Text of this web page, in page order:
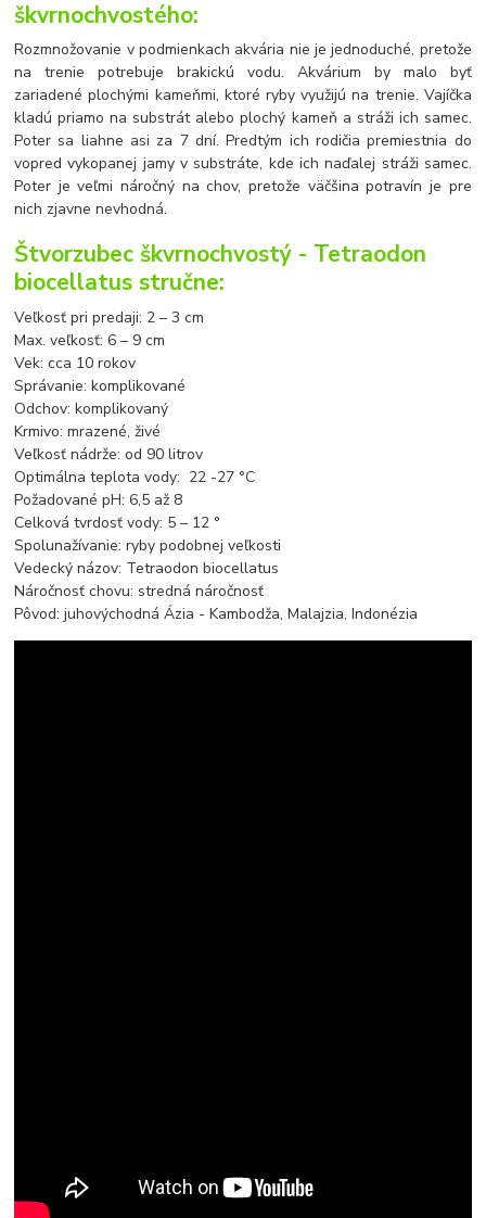
škvrnochvostého:
Rozmnožovanie v podmienkach akvária nie je jednoduché, pretože
na trenie potrebuje brakickú vodu. Akvárium by malo byť
zariadené plochými kameňmi, ktoré ryby využijú na trenie. Vajíčka
kladú priamo na substrát alebo plochý kameň a stráži ich samec.
Poter sa liahne asi za 7 dní. Predtým ich rodičia premiestnia do
vopred vykopanej jamy v substráte, kde ich naďalej stráži samec.
Poter je veľmi náročný na chov, pretože väčšina potravín je pre
nich zjavne nevhodná.
Štvorzubec škvrnochvostý - Tetraodon
biocellatus stručne:
Veľkosť pri predaji: 2 – 3 cm
Max. veľkosť: 6 – 9 cm
Vek: cca 10 rokov
Správanie: komplikované
Odchov: komplikovaný
Krmivo: mrazené, živé
Veľkosť nádrže: od 90 litrov
Optimálna teplota vody: 22 -27 °C
Požadované pH: 6,5 až 8
Celková tvrdosť vody: 5 – 12 °
Spolunažívanie: ryby podobnej veľkosti
Vedecký názov: Tetraodon biocellatus
Náročnosť chovu: stredná náročnosť
Pôvod: juhovýchodná Ázia - Kambodža, Malajzia, Indonézia